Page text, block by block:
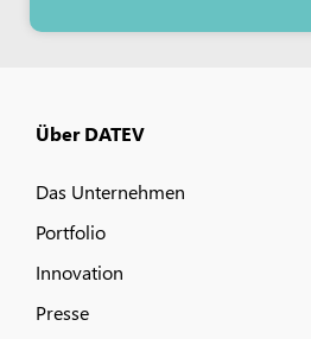
Über DATEV
Das Unternehmen
Portfolio
Innovation
Presse